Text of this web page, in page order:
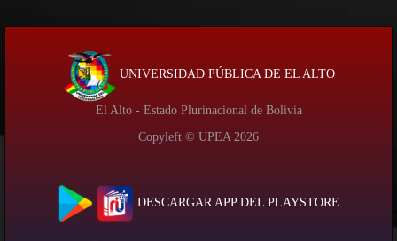
UNIVERSIDAD PÚBLICA DE EL ALTO
El Alto - Estado Plurinacional de Bolivia
Copyleft © UPEA 2026
DESCARGAR APP DEL PLAYSTORE